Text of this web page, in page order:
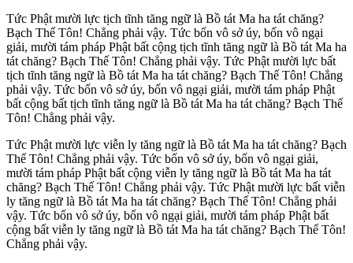
Tức Phật mười lực tịch tĩnh tăng ngữ là Bồ tát Ma ha tát chăng?
Bạch Thế Tôn! Chẳng phải vậy. Tức bốn vô sở úy, bốn vô ngại
giải, mười tám pháp Phật bất cộng tịch tĩnh tăng ngữ là Bồ tát Ma ha
tát chăng? Bạch Thế Tôn! Chẳng phải vậy. Tức Phật mười lực bất
tịch tĩnh tăng ngữ là Bồ tát Ma ha tát chăng? Bạch Thế Tôn! Chẳng
phải vậy. Tức bốn vô sở úy, bốn vô ngại giải, mười tám pháp Phật
bất cộng bất tịch tĩnh tăng ngữ là Bồ tát Ma ha tát chăng? Bạch Thế
Tôn! Chẳng phải vậy.
Tức Phật mười lực viễn ly tăng ngữ là Bồ tát Ma ha tát chăng? Bạch
Thế Tôn! Chẳng phải vậy. Tức bốn vô sở úy, bốn vô ngại giải,
mười tám pháp Phật bất cộng viễn ly tăng ngữ là Bồ tát Ma ha tát
chăng? Bạch Thế Tôn! Chẳng phải vậy. Tức Phật mười lực bất viễn
ly tăng ngữ là Bồ tát Ma ha tát chăng? Bạch Thế Tôn! Chẳng phải
vậy. Tức bốn vô sở úy, bốn vô ngại giải, mười tám pháp Phật bất
cộng bất viễn ly tăng ngữ là Bồ tát Ma ha tát chăng? Bạch Thế Tôn!
Chẳng phải vậy.